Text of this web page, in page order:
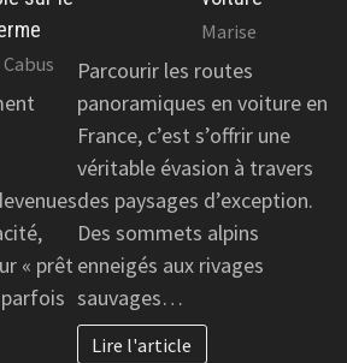
« prêt
Marise
Parcourir les routes
panoramiques en voiture en
France, c’est s’offrir une
véritable évasion à travers
des paysages d’exception.
Des sommets alpins
enneigés aux rivages
sauvages…
Lire l'article